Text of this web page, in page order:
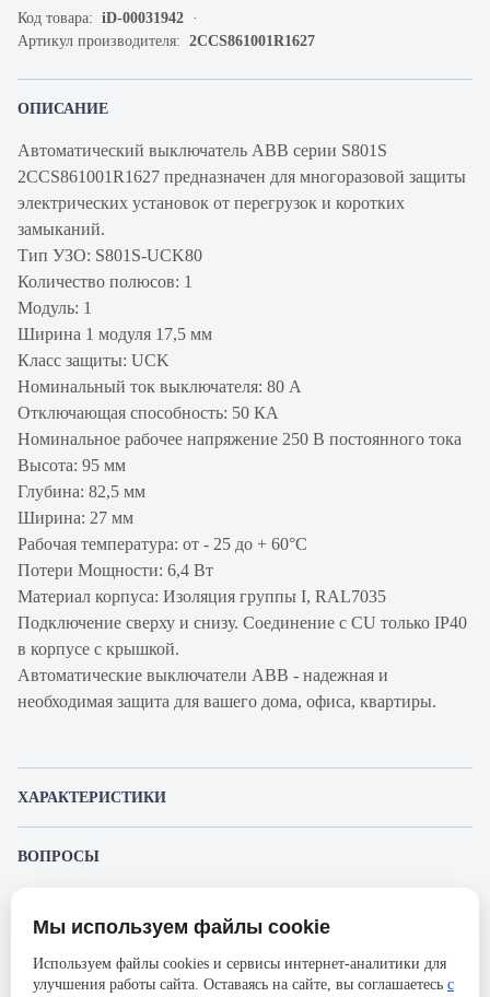
Код товара: iD-00031942
Артикул производителя: 2CCS861001R1627
ОПИСАНИЕ
Автоматический выключатель ABB серии S801S
2CCS861001R1627 предназначен для многоразовой защиты
электрических установок от перегрузок и коротких
замыканий.
Тип УЗО: S801S-UCK80
Количество полюсов: 1
Модуль: 1
Ширина 1 модуля 17,5 мм
Класс защиты: UCK
Номинальный ток выключателя: 80 А
Отключающая способность: 50 КА
Номинальное рабочее напряжение 250 В постоянного тока
Высота: 95 мм
Глубина: 82,5 мм
Ширина: 27 мм
Рабочая температура: от - 25 до + 60°С
Потери Мощности: 6,4 Вт
Материал корпуса: Изоляция группы I, RAL7035
Подключение сверху и снизу. Соединение с CU только IP40
в корпусе с крышкой.
Автоматические выключатели ABB - надежная и
необходимая защита для вашего дома, офиса, квартиры.
ХАРАКТЕРИСТИКИ
Производитель
Серия
S801S
ВОПРОСЫ
Пожалуйста, авторизуйтесь, чтобы иметь
Представленные изображения и характеристики могут отличаться от реального
без предварительного уведомления. Компания АйДистрибьют не несёт
ответственности в случае не соответствия текущей модели товаров фотографиям,
Мы используем файлы cookie
Используем файлы cookies и сервисы интернет-аналитики для
улучшения работы сайта. Оставаясь на сайте, вы соглашаетесь с